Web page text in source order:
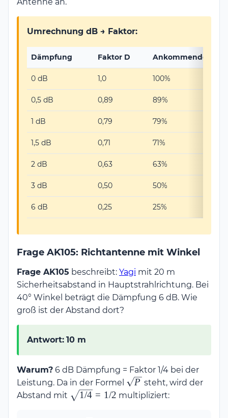
Umrechnung dB → Faktor:
Dämpfung Faktor D Ankommende
0 dB 1,0 100%
0,5 dB 0,89 89%
1 dB 0,79 79%
1,5 dB 0,71 71%
2 dB 0,63 63%
3 dB 0,50 50%
6 dB 0,25 25%
Frage AK105: Richtantenne mit Winkel
Frage AK105 beschreibt: Yagi mit 20 m
Sicherheitsabstand in Hauptstrahlrichtung. Bei
40° Winkel beträgt die Dämpfung 6 dB. Wie
groß ist der Abstand dort?
Antwort: 10 m
Warum? 6 dB Dämpfung = Faktor 1/4 bei der
Leistung. Da in der Formel \sqrt{P}
P steht, wird der
Abstand mit \sqrt{1/4}
1/4 = 1/2 multipliziert: